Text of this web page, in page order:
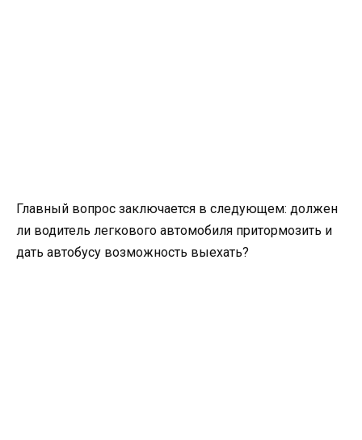
Главный вопрос заключается в следующем: должен
ли водитель легкового автомобиля притормозить и
дать автобусу возможность выехать?